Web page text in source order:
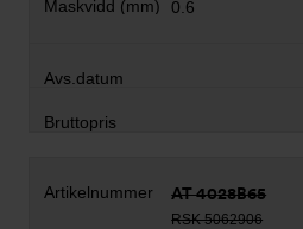
0.6
AT 4028B65
RSK 5062906